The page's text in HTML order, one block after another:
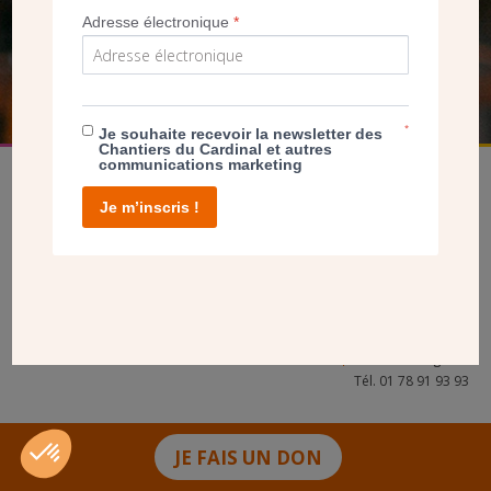
JE FAIS UN DON
FAIRE UN DON
Tél. 01 78 91 93 93
Adresse électronique*
Je souhaite recevoir la newsletter des
Chantiers du Cardinal et autres
communications marketing
*
Je m’inscris !